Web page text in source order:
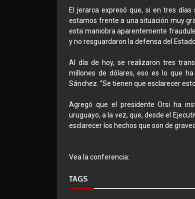
El jerarca expresó que, si en tres
estamos frente a una situación muy
esta maniobra aparentemente
y no resguardaron la defensa del
Al día de hoy, se realizaron tres
millones de dólares, eso es lo que
Sánchez. “Se tienen que esclarecer
Agregó que el presidente Orsi ha
uruguayo, a la vez, que, desde el
esclarecer los hechos que son de
Vea la conferencia:
TAGS